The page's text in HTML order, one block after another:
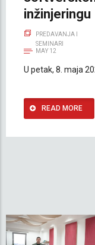
inžinjeringu
PREDAVANJA I
SEMINARI
MAY 12
U petak, 8. maja
READ MORE